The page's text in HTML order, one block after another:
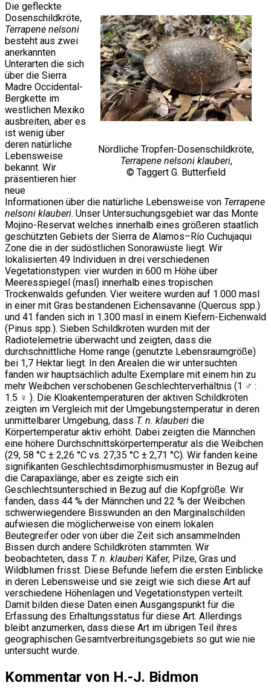
Nördliche Tropfen-Dosenschildkröte,
Terrapene nelsoni klauberi,
© Taggert G. Butterfield
Die gefleckte
Dosenschildkröte,
Terrapene nelsoni
besteht aus zwei
anerkannten
Unterarten die sich
über die Sierra
Madre Occidental-
Bergkette im
westlichen Mexiko
ausbreiten, aber es
ist wenig über
deren natürliche
Lebensweise
bekannt. Wir
präsentieren hier
neue
Informationen über die natürliche Lebensweise von Terrapene
nelsoni klauberi. Unser Untersuchungsgebiet war das Monte
Mojino-Reservat welches innerhalb eines größeren staatlich
geschützten Gebiets der Sierra de Alamos–Río Cuchujaqui
Zone die in der südöstlichen Sonorawüste liegt. Wir
lokalisierten 49 Individuen in drei verschiedenen
Vegetationstypen: vier wurden in 600 m Höhe über
Meeresspiegel (masl) innerhalb eines tropischen
Trockenwalds gefunden. Vier weitere wurden auf 1.000 masl
in einer mit Gras bestandenen Eichensavanne (Quercus spp.)
und 41 fanden sich in 1.300 masl in einem Kiefern-Eichenwald
(Pinus spp.). Sieben Schildkröten wurden mit der
Radiotelemetrie überwacht und zeigten, dass die
durchschnittliche Home range (genutzte Lebensraumgröße)
bei 1,7 Hektar liegt. In den Arealen die wir untersuchten
fanden wir hauptsächlich adulte Exemplare mit einem hin zu
mehr Weibchen verschobenen Geschlechterverhältnis (1 ♂ :
1.5 ♀ ). Die Kloakentemperaturen der aktiven Schildkröten
zeigten im Vergleich mit der Umgebungstemperatur in deren
unmittelbarer Umgebung, dass T. n. klauberi die
Körpertemperatur aktiv erhöht. Dabei zeigten die Männchen
eine höhere Durchschnittskörpertemperatur als die Weibchen
(29, 58 °C ± 2,26 °C vs. 27,35 °C ± 2,71 °C). Wir fanden keine
signifikanten Geschlechtsdimorphismusmuster in Bezug auf
die Carapaxlänge, aber es zeigte sich ein
Geschlechtsunterschied in Bezug auf die Kopfgröße. Wir
fanden, dass 44 % der Männchen und 22 % der Weibchen
schwerwiegendere Bisswunden an den Marginalschilden
aufwiesen die möglicherweise von einem lokalen
Beutegreifer oder von über die Zeit sich ansammelnden
Bissen durch andere Schildkröten stammten. Wir
beobachteten, dass T. n. klauberi Käfer, Pilze, Gras und
Wildblumen frisst. Diese Befunde liefern die ersten Einblicke
in deren Lebensweise und sie zeigt wie sich diese Art auf
verschiedene Höhenlagen und Vegetationstypen verteilt.
Damit bilden diese Daten einen Ausgangspunkt für die
Erfassung des Erhaltungsstatus für diese Art. Allerdings
bleibt anzumerken, dass diese Art im übrigen Teil ihres
geographischen Gesamtverbreitungsgebiets so gut wie nie
untersucht wurde.
Kommentar von H.-J. Bidmon